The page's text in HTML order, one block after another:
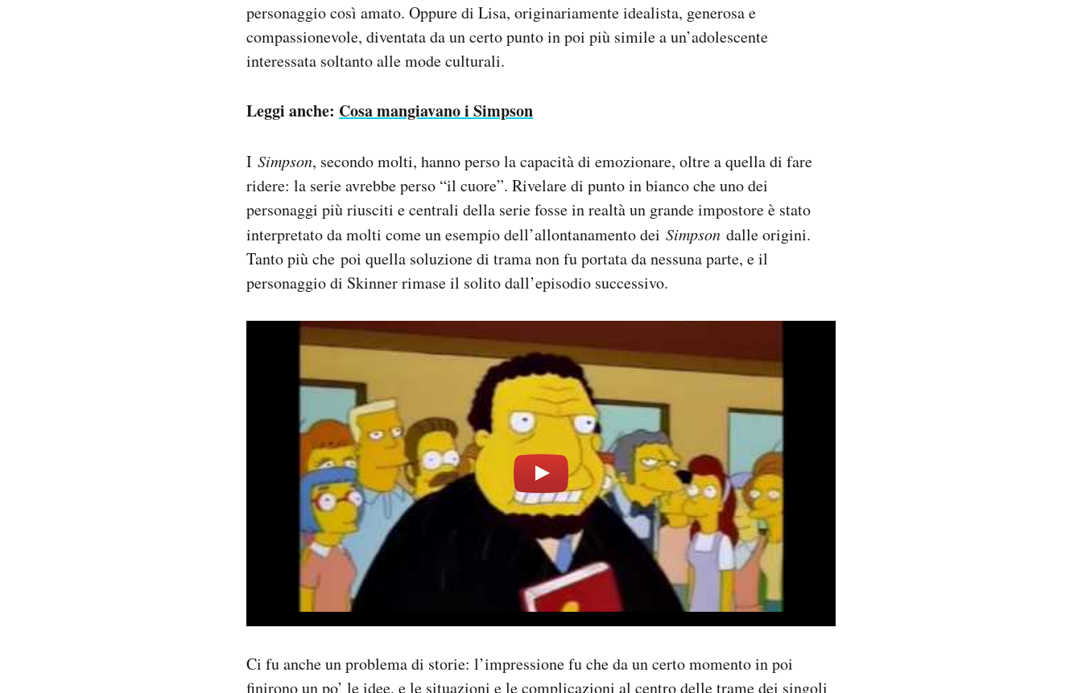
personaggio così amato. Oppure di Lisa, originariamente idealista, generosa e
compassionevole, diventata da un certo punto in poi più simile a un’adolescente
interessata soltanto alle mode culturali.
Leggi anche: Cosa mangiavano i Simpson
I Simpson, secondo molti, hanno perso la capacità di emozionare, oltre a quella di fare
ridere: la serie avrebbe perso “il cuore”. Rivelare di punto in bianco che uno dei
personaggi più riusciti e centrali della serie fosse in realtà un grande impostore è stato
interpretato da molti come un esempio dell’allontanamento dei Simpson dalle origini.
Tanto più che poi quella soluzione di trama non fu portata da nessuna parte, e il
personaggio di Skinner rimase il solito dall’episodio successivo.
Ci fu anche un problema di storie: l’impressione fu che da un certo momento in poi
finirono un po’ le idee, e le situazioni e le complicazioni al centro delle trame dei singoli